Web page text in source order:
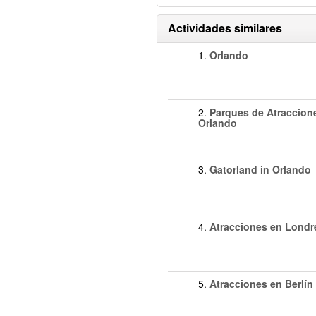
Actividades similares
1. Orlando
2. Parques de
Orlando
3. Gatorland in Orlando
4. Atracciones en
5. Atracciones en Berlín